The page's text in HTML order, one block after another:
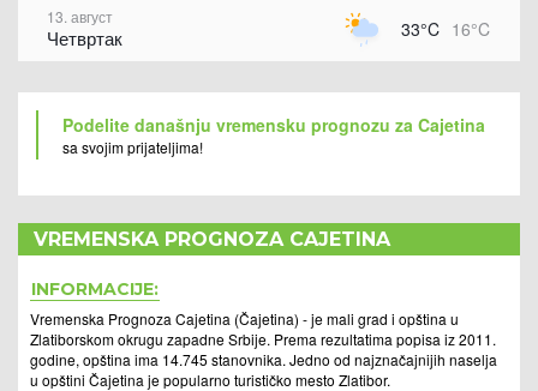
13. август
Четвртак 33°C 16°C
Podelite današnju vremensku prognozu za Cajetina
sa svojim prijateljima!
VREMENSKA PROGNOZA CAJETINA
INFORMACIJE:
Vremenska Prognoza Cajetina (Čajetina) - je mali grad i opština u
Zlatiborskom okrugu zapadne Srbije. Prema rezultatima popisa iz 2011.
godine, opština ima 14.745 stanovnika. Jedno od najznačajnijih naselja
u opštini Čajetina je popularno turističko mesto Zlatibor.